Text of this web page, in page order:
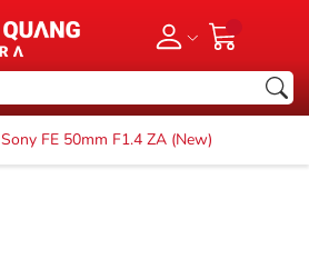
Sony FE 50mm F1.4 ZA (New)